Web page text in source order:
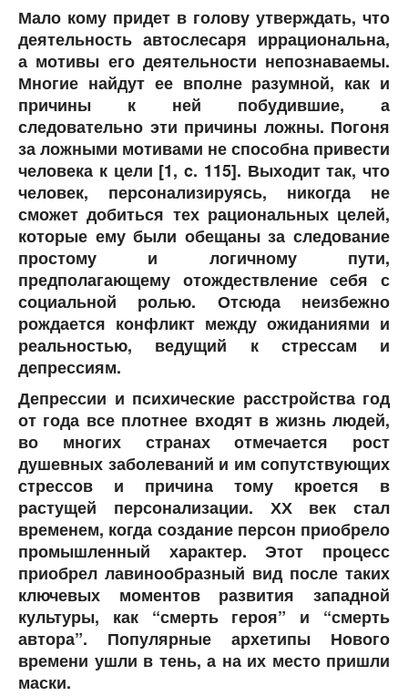
Мало кому придет в голову утверждать, что
деятельность автослесаря иррациональна,
а мотивы его деятельности непознаваемы.
Многие найдут ее вполне разумной, как и
причины к ней побудившие, а
следовательно эти причины ложны. Погоня
за ложными мотивами не способна привести
человека к цели [1, c. 115]. Выходит так, что
человек, персонализируясь, никогда не
сможет добиться тех рациональных целей,
которые ему были обещаны за следование
простому и логичному пути,
предполагающему отождествление себя с
социальной ролью. Отсюда неизбежно
рождается конфликт между ожиданиями и
реальностью, ведущий к стрессам и
депрессиям.
Депрессии и психические расстройства год
от года все плотнее входят в жизнь людей,
во многих странах отмечается рост
душевных заболеваний и им сопутствующих
стрессов и причина тому кроется в
растущей персонализации. ХХ век стал
временем, когда создание персон приобрело
промышленный характер. Этот процесс
приобрел лавинообразный вид после таких
ключевых моментов развития западной
культуры, как “смерть героя” и “смерть
автора”. Популярные архетипы Нового
времени ушли в тень, а на их место пришли
маски.